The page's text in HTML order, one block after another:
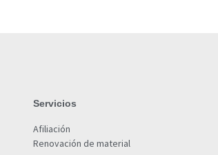
Servicios
Afiliación
Renovación de material